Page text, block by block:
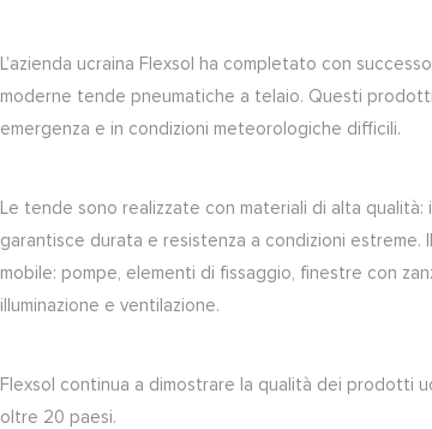
L’azienda ucraina Flexsol ha completato con
moderne tende pneumatiche a telaio. Questi
emergenza e in condizioni meteorologiche difficili.
Le tende sono realizzate con materiali di alta
garantisce durata e resistenza a condizioni
mobile: pompe, elementi di fissaggio, finestre con
illuminazione e ventilazione.
Flexsol continua a dimostrare la qualità dei prodotti
oltre 20 paesi.